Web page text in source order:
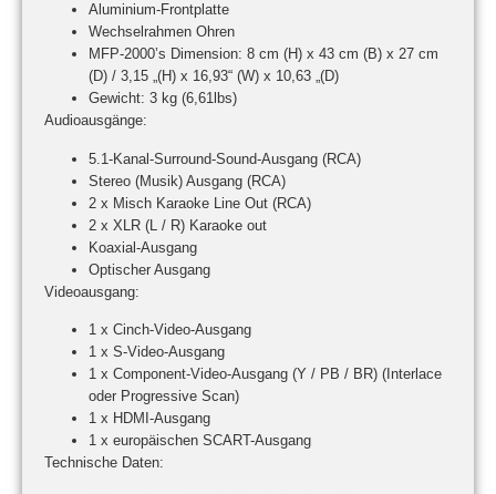
Aluminium-Frontplatte
Wechselrahmen Ohren
MFP-2000’s Dimension: 8 cm (H) x 43 cm (B) x 27 cm
(D) / 3,15 „(H) x 16,93“ (W) x 10,63 „(D)
Gewicht: 3 kg (6,61lbs)
Audioausgänge:
5.1-Kanal-Surround-Sound-Ausgang (RCA)
Stereo (Musik) Ausgang (RCA)
2 x Misch Karaoke Line Out (RCA)
2 x XLR (L / R) Karaoke out
Koaxial-Ausgang
Optischer Ausgang
Videoausgang:
1 x Cinch-Video-Ausgang
1 x S-Video-Ausgang
1 x Component-Video-Ausgang (Y / PB / BR) (Interlace
oder Progressive Scan)
1 x HDMI-Ausgang
1 x europäischen SCART-Ausgang
Technische Daten: